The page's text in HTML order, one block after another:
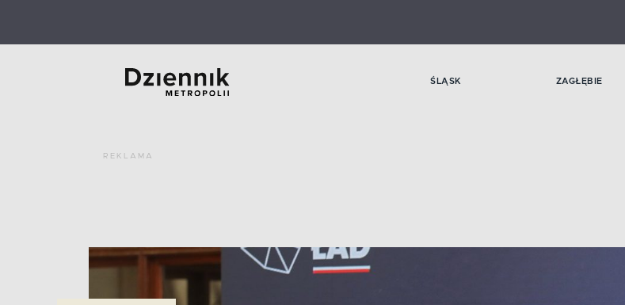
ŚLĄSK ZAGŁĘBIE
REKLAMA